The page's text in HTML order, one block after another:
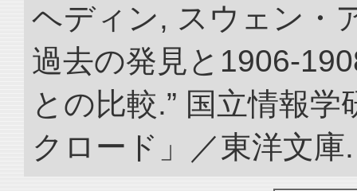
ヘディン, スウェン・
過去の発見と1906-
との比較.” 国立情報
クロード」／東洋文